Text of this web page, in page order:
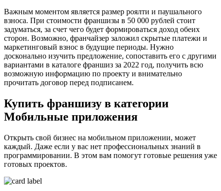
Важным моментом является размер роялти и паушального
взноса. При стоимости франшизы в 50 000 рублей стоит
задуматься, за счет чего будет формироваться доход обеих
сторон. Возможно, франчайзер заложил скрытые платежи и
маркетинговый взнос в будущие периоды. Нужно
досконально изучить предложение, сопоставить его с другими
вариантами в каталоге франшиз за 2022 год, получить всю
возможную информацию по проекту и внимательно
прочитать договор перед подписанем.
Купить франшизу в категории
Мобильные приложения
Открыть свой бизнес на мобильном приложении, может
каждый. Даже если у вас нет профессиональных знаний в
программировании. В этом вам помогут готовые решения уже
готовых проектов.